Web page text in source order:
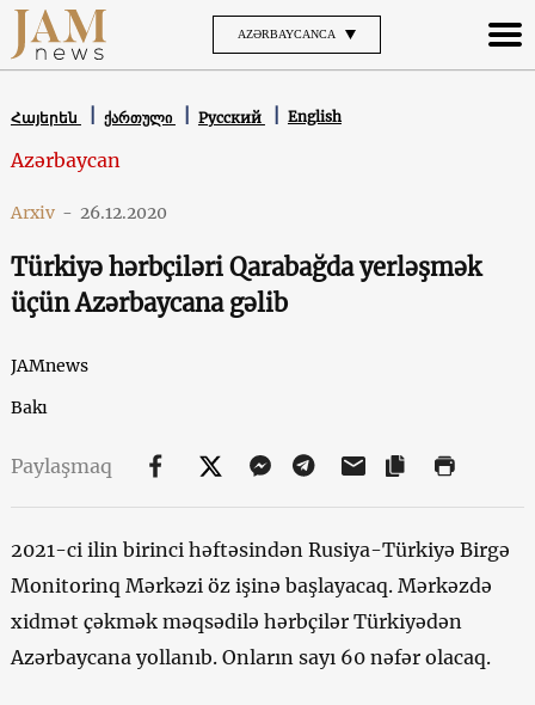
AZƏRBAYCANCA
Հայերեն ქართული Русский English
Azərbaycan
Arxiv - 26.12.2020
Türkiyə hərbçiləri Qarabağda yerləşmək
üçün Azərbaycana gəlib
JAMnews
Bakı
Paylaşmaq
2021-ci ilin birinci həftəsindən Rusiya-Türkiyə Birgə
Monitorinq Mərkəzi öz işinə başlayacaq. Mərkəzdə
xidmət çəkmək məqsədilə hərbçilər Türkiyədən
Azərbaycana yollanıb. Onların sayı 60 nəfər olacaq.